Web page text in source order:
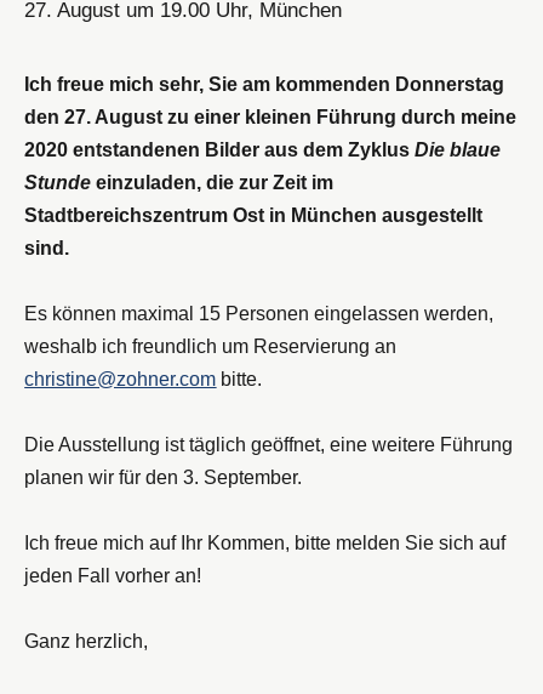
Ich freue mich sehr, Sie am kommenden Donnerstag
den 27. August zu einer kleinen Führung durch meine
2020 entstandenen Bilder aus dem ZyklusDie blaue
Stunde einzuladen, die zur Zeit im
Stadtbereichszentrum Ost in München ausgestellt
sind.
Es können maximal 15 Personen eingelassen werden,
weshalb ich freundlich um Reservierung an
christine@zohner.com bitte.
Die Ausstellung ist täglich geöffnet, eine weitere Führung
planen wir für den 3. September.
Ich freue mich auf Ihr Kommen, bitte melden Sie sich auf
jeden Fall vorher an!
Ganz herzlich,